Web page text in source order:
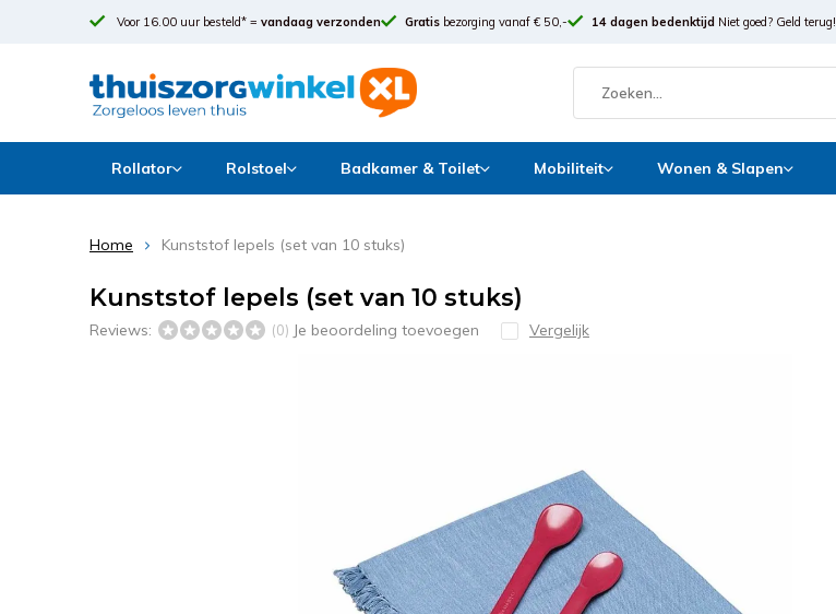
Voor 16.00 uur besteld* = vandaag verzonden Gratis bezorging vanaf € 50,- 14 dagen bedenktijd Niet goed? Geld terug!
Rollator Rolstoel Badkamer & Toilet Mobiliteit Wonen & Slapen
Home Kunststof lepels (set van 10 stuks)
Kunststof lepels (set van 10 stuks)
Reviews: (0) Je beoordeling toevoegen Vergelijk